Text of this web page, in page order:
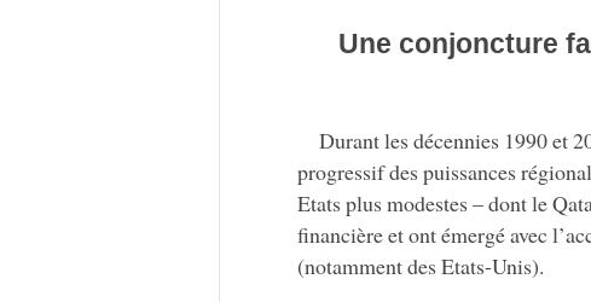
Une conjoncture
Durant les décennies 1990 et
progressif des puissances
Etats plus modestes – dont le
financière et ont émergé avec
(notamment des Etats-Unis).